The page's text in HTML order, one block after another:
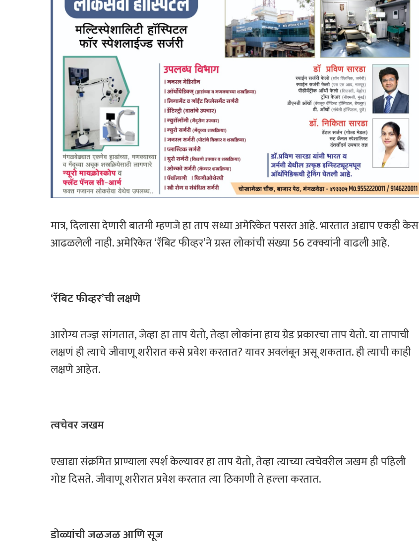
मात्र, दिलासा देणारी बातमी म्हणजे हा ताप सध्या अमेरिकेत पसरत आहे. भारतात अद्याप एकही केस
आढळलेली नाही. अमेरिकेत ‘रॅबिट फीव्हर’ने ग्रस्त लोकांची संख्या 56 टक्क्यांनी वाढली आहे.
‘रॅबिट फीव्हर’ची लक्षणे
आरोग्य तज्ज्ञ सांगतात, जेव्हा हा ताप येतो, तेव्हा लोकांना हाय ग्रेड प्रकारचा ताप येतो. या तापाची
लक्षणं ही त्याचे जीवाणू शरीरात कसे प्रवेश करतात? यावर अवलंबून असू शकतात. ही त्याची काही
लक्षणे आहेत.
त्वचेवर जखम
एखाद्या संक्रमित प्राण्याला स्पर्श केल्यावर हा ताप येतो, तेव्हा त्याच्या त्वचेवरील जखम ही पहिली
गोष्ट दिसते. जीवाणू शरीरात प्रवेश करतात त्या ठिकाणी ते हल्ला करतात.
डोळ्यांची जळजळ आणि सूज